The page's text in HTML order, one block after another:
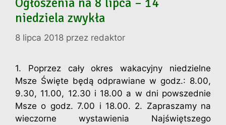
niedziela zwykła
8 lipca 2018 przez redaktor
1. Poprzez cały okres wakacyjny niedzielne
Msze Święte będą odprawiane w godz.: 8.00,
9.30, 11.00, 12.30 i 18.00 a w dni powszednie
Msze o godz. 7.00 i 18.00. 2. Zapraszamy na
wieczorne wystawienia Najświętszego